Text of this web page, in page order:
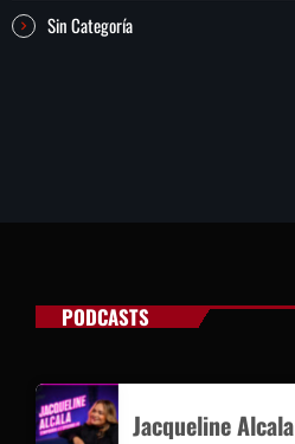
Sin Categoría
PODCASTS
Jacqueline Alcala